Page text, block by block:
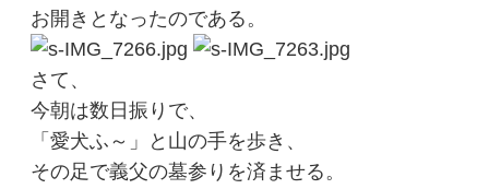
お開きとなったのである。
さて、
今朝は数日振りで、
「愛犬ふ～」と山の手を歩き、
その足で義父の墓参りを済ませる。